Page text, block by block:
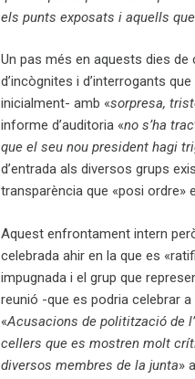
els punts exposats i aquells
Un pas més en aquests dies
d’incògnites i d’interrogants
inicialment- amb «sorpresa,
informe d’auditoria «no s’ha
que el seu nou president hagi
d’entrada als diversos grups
transparència que «posi ordre»
Aquest enfrontament intern
celebrada ahir en la que es
impugnada i el grup que
reunió -que es podria celebrar a
«Acusacions de politització de
cellers que es mostren molt
diversos membres de la junta»